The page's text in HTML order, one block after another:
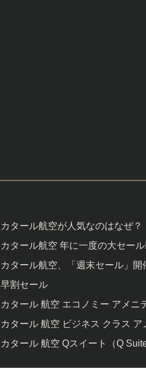
カタール航空が人気なのはなぜ？
カタール航空 年に一度の大セール!
カタール航空、「週末セール」
早割セール
カタール 航空 エコノミー アメニ
カタール 航空 ビジネス クラス ア
カタール 航空 Qスイート（Q